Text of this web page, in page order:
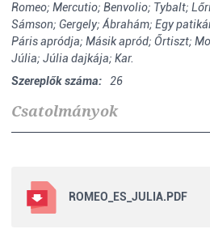
Romeo; Mercutio; Benvolio; Tybalt;
Sámson; Gergely; Ábrahám; Egy
Páris apródja; Másik apród; Őrtiszt;
Júlia; Júlia dajkája; Kar.
Szereplők száma:
26
Csatolmányok
ROMEO_ES_JULIA.PDF